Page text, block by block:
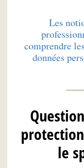
Les
comprendre
données
le